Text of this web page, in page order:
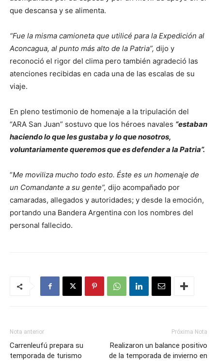
que descansa y se alimenta.
“Fue la misma camioneta que utilicé para la Expedición al
Aconcagua, al punto más alto de la Patria”, dijo y
reconoció el rigor del clima pero también agradeció las
atenciones recibidas en cada una de las escalas de su
viaje.
En pleno testimonio de homenaje a la tripulación del
“ARA San Juan” sostuvo que los héroes navales “estaban
haciendo lo que les gustaba y lo que nosotros,
voluntariamente queremos que es defender a la Patria”.
“Me moviliza mucho todo esto. Éste es un homenaje de
un Comandante a su gente”, dijo acompañado por
camaradas, allegados y autoridades; y desde la emoción,
portando una Bandera Argentina con los nombres del
personal fallecido.
Nota anterior
Carrenleufú prepara su
temporada de turismo
Próxima Nota
Realizaron un balance positivo
de la temporada de invierno en